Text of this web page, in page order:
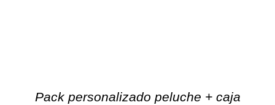
Pack personalizado peluche + caja